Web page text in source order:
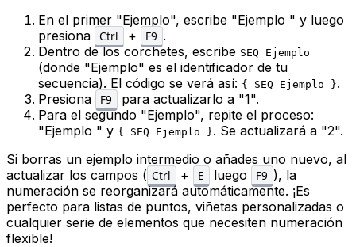
En el primer "Ejemplo", escribe "Ejemplo " y luego
presiona
Ctrl + F9 .
Dentro de los corchetes, escribe SEQ Ejemplo
(donde "Ejemplo" es el identificador de tu
secuencia). El código se verá así: { SEQ Ejemplo }.
Presiona
F9
para actualizarlo a "1".
Para el segundo "Ejemplo", repite el proceso:
"Ejemplo " y { SEQ Ejemplo }. Se actualizará a "2".
Si borras un ejemplo intermedio o añades uno nuevo, al
actualizar los campos ( Ctrl + E luego F9 ), la
numeración se reorganizará automáticamente. ¡Es
perfecto para listas de puntos, viñetas personalizadas o
cualquier serie de elementos que necesiten numeración
flexible!